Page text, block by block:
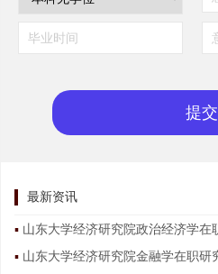
最新资讯
山东大学经济研究院政治经济学在
山东大学经济研究院金融学在职研